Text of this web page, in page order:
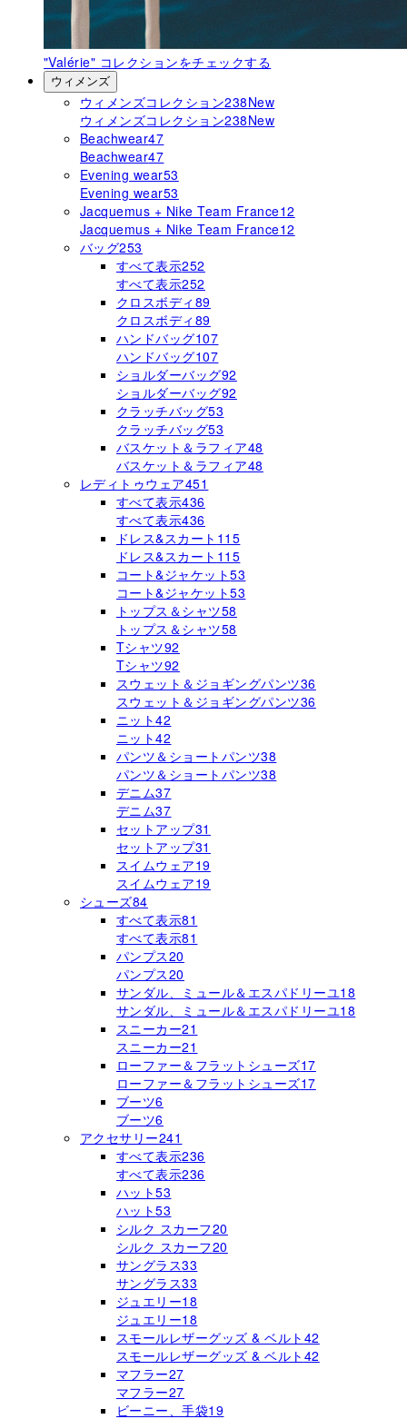
"Valérie" コレクションをチェックする
ウィメンズ
ウィメンズコレクション238New
ウィメンズコレクション238New
Beachwear47
Beachwear47
Evening wear53
Evening wear53
Jacquemus + Nike Team France12
Jacquemus + Nike Team France12
バッグ253
すべて表示252
すべて表示252
クロスボディ 89
クロスボディ 89
ハンドバッグ107
ハンドバッグ107
ショルダーバッグ92
ショルダーバッグ92
クラッチバッグ53
クラッチバッグ53
バスケット＆ラフィア48
バスケット＆ラフィア48
レディトゥウェア451
すべて表示436
すべて表示436
ドレス&スカート 115
ドレス&スカート 115
コート&ジャケット53
コート&ジャケット53
トップス＆シャツ58
トップス＆シャツ58
Tシャツ92
Tシャツ92
スウェット＆ジョギングパンツ36
スウェット＆ジョギングパンツ36
ニット42
ニット42
パンツ＆ショートパンツ38
パンツ＆ショートパンツ38
デニム37
デニム37
セットアップ31
セットアップ31
スイムウェア19
スイムウェア19
シューズ84
すべて表示81
すべて表示81
パンプス20
パンプス20
サンダル、ミュール＆エスパドリーユ18
サンダル、ミュール＆エスパドリーユ18
スニーカー21
スニーカー21
ローファー＆フラットシューズ17
ローファー＆フラットシューズ17
ブーツ6
ブーツ6
アクセサリー241
すべて表示236
すべて表示236
ハット53
ハット53
シルク スカーフ20
シルク スカーフ20
サングラス33
サングラス33
ジュエリー18
ジュエリー18
スモールレザーグッズ & ベルト 42
スモールレザーグッズ & ベルト 42
マフラー27
マフラー27
ビーニー、手袋19